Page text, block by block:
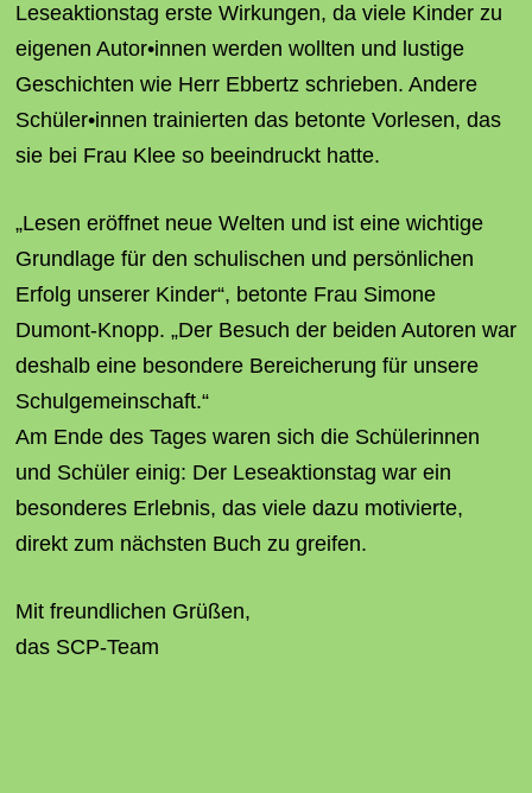
Leseaktionstag erste Wirkungen, da viele Kinder zu
eigenen Autor•innen werden wollten und lustige
Geschichten wie Herr Ebbertz schrieben. Andere
Schüler•innen trainierten das betonte Vorlesen, das
sie bei Frau Klee so beeindruckt hatte.
„Lesen eröffnet neue Welten und ist eine wichtige
Grundlage für den schulischen und persönlichen
Erfolg unserer Kinder“, betonte Frau Simone
Dumont-Knopp. „Der Besuch der beiden Autoren war
deshalb eine besondere Bereicherung für unsere
Schulgemeinschaft.“
Am Ende des Tages waren sich die Schülerinnen
und Schüler einig: Der Leseaktionstag war ein
besonderes Erlebnis, das viele dazu motivierte,
direkt zum nächsten Buch zu greifen.
Mit freundlichen Grüßen,
das SCP-Team